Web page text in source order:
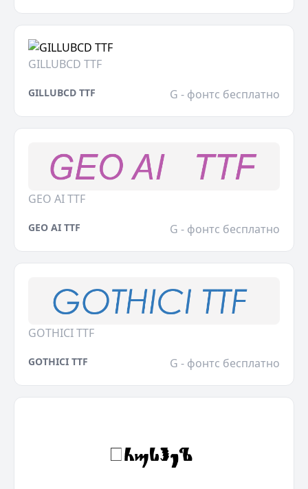
GILLUBCD TTF
GILLUBCD TTF G - фонтс бесплатно
GEO AI TTF
GEO AI TTF G - фонтс бесплатно
GOTHICI TTF
GOTHICI TTF G - фонтс бесплатно